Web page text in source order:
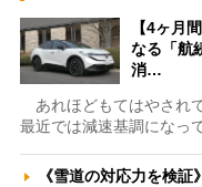
【4ヶ月
なる「航
消…
あれほどもてはやされ
最近では減速基調になっ
《雪道の対応力を検